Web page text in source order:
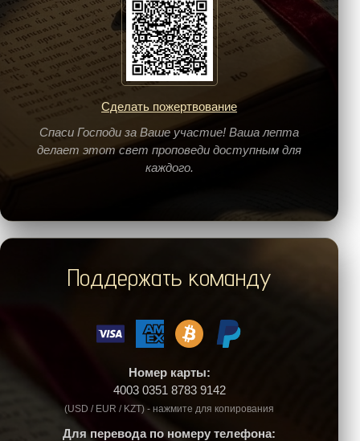
Сделать пожертвование
Спаси Господи за Ваше участие! Ваша лепта
делает этот свет проповеди доступным для
каждого.
Поддержать команду
Номер карты:
4003 0351 8783 9142
(USD / EUR / KZT) - нажмите для копирования
Для перевода по номеру телефона: